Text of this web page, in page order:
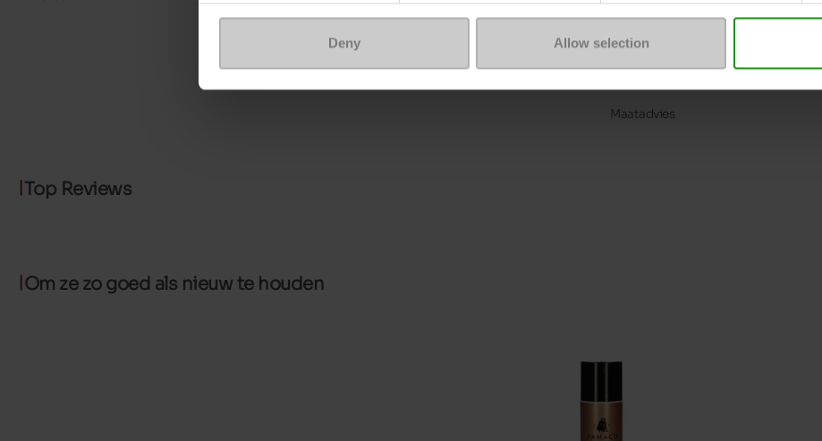
Deny Allow selection
Maatadvies
Top Reviews
Om ze zo goed als nieuw te houden